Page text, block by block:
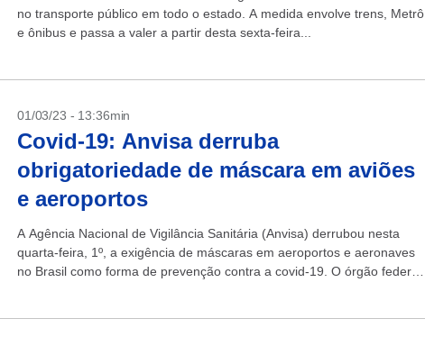
no transporte público em todo o estado. A medida envolve trens, Metrô
e ônibus e passa a valer a partir desta sexta-feira...
01/03/23 - 13:36min
Covid-19: Anvisa derruba
obrigatoriedade de máscara em aviões
e aeroportos
A Agência Nacional de Vigilância Sanitária (Anvisa) derrubou nesta
quarta-feira, 1º, a exigência de máscaras em aeroportos e aeronaves
no Brasil como forma de prevenção contra a covid-19. O órgão federal,